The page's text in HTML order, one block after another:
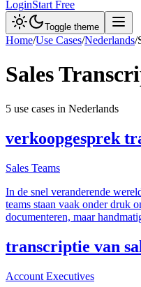
LoginStart Free
Toggle theme
Home/Use Cases/Nederlands/
Sales
5 use cases in Nederlands
verkoopgesprek
Sales Teams
In de snel veranderende
teams staan vaak onder druk
documenteren, maar
transcriptie van
Account Executives